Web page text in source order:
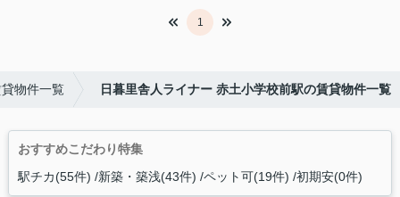
1
物件一覧 日暮里舎人ライナー 赤土小学校前駅の賃貸物件一覧
おすすめこだわり特集
駅チカ(55件) 新築・築浅(43件) ペット可(19件) 初期安(0件)